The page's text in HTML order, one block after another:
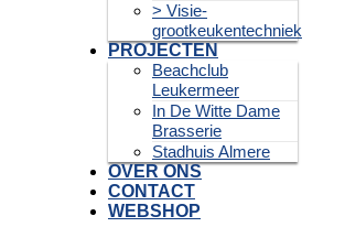
> Visie-
grootkeukentechniek
PROJECTEN
Beachclub
Leukermeer
In De Witte Dame
Brasserie
Stadhuis Almere
OVER ONS
CONTACT
WEBSHOP